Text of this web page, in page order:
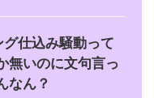
仕込み騒動って
無いのに文句言っ
なん？